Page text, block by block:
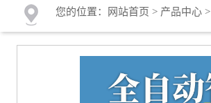
您的位置： 网站首页 > 产品中心>